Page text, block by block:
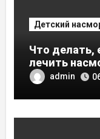
Детский
Что делать,
лечить
admin